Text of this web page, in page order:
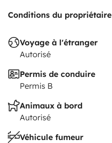
Conditions du propriétaire
Voyage à l'étranger
Autorisé
Permis de conduire
Permis B
Animaux à bord
Autorisé
Véhicule fumeur